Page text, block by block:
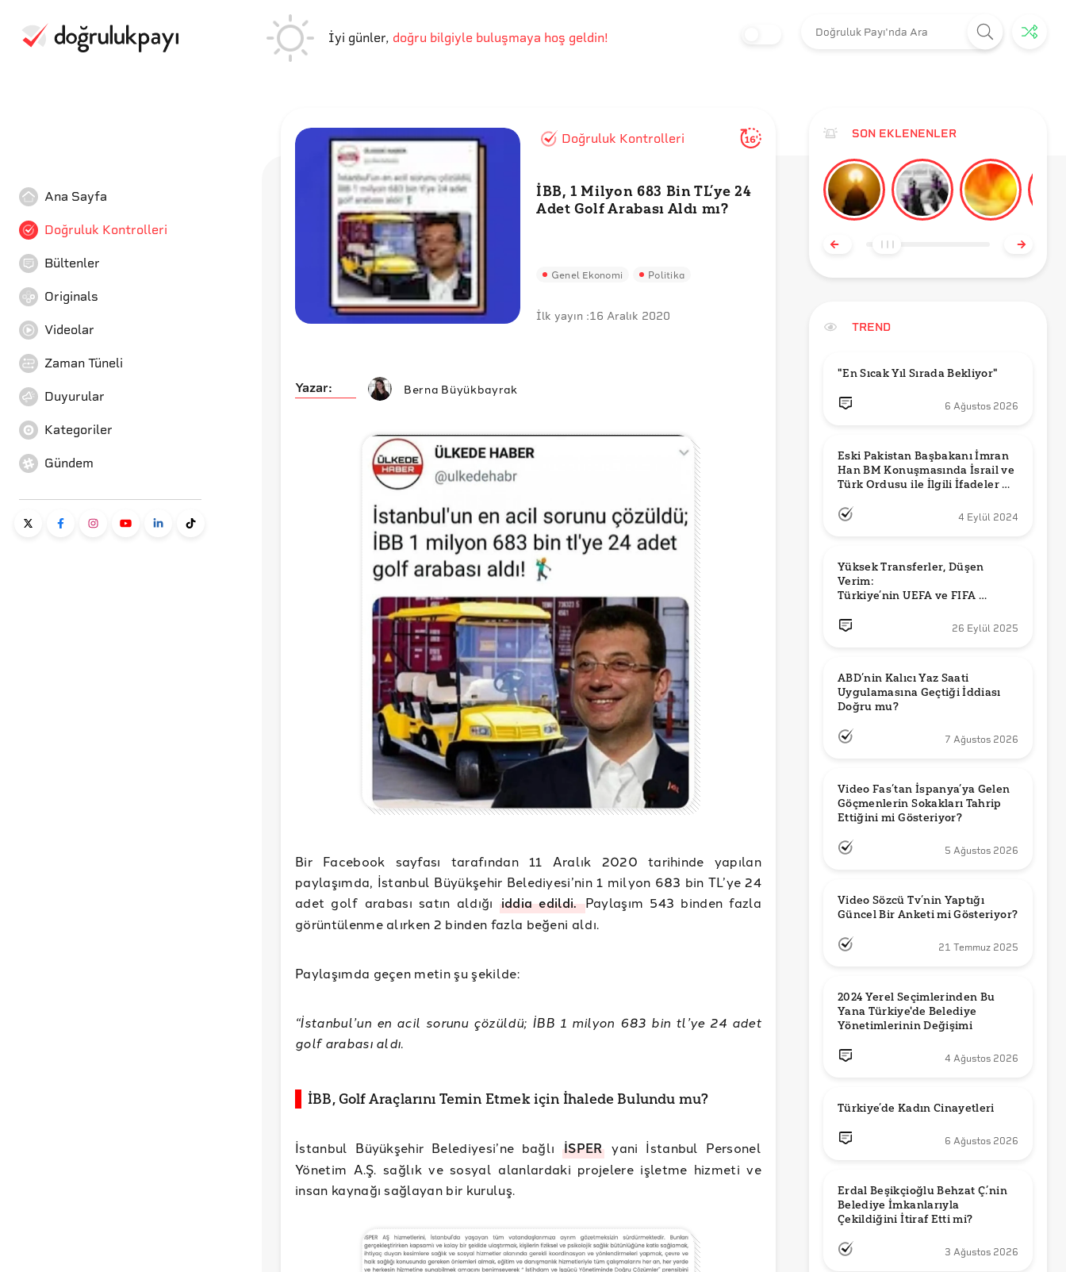
İyi günler, doğru bilgiyle buluşmaya hoş geldin!
Ana Sayfa
Doğruluk Kontrolleri
Bültenler
Originals
Videolar
Zaman Tüneli
Duyurular
Kategoriler
Gündem
Doğruluk Kontrolleri 16'
İBB, 1 Milyon 683 Bin TL’ye 24
Adet Golf Arabası Aldı mı?
Genel Ekonomi Politika
İlk yayın :16 Aralık 2020
Yazar: Berna Büyükbayrak
Bir Facebook sayfası tarafından 11 Aralık 2020 tarihinde yapılan
paylaşımda, İstanbul Büyükşehir Belediyesi’nin 1 milyon 683 bin TL’ye 24
adet golf arabası satın aldığı iddia edildi.Paylaşım 543 binden fazla
görüntülenme alırken 2 binden fazla beğeni aldı.
Paylaşımda geçen metin şu şekilde:
“İstanbul’un en acil sorunu çözüldü; İBB 1 milyon 683 bin tl’ye 24 adet
golf arabası aldı.
İBB, Golf Araçlarını Temin Etmek için İhalede Bulundu mu?
İstanbul Büyükşehir Belediyesi’ne bağlıİSPERyani İstanbul Personel
Yönetim A.Ş. sağlık ve sosyal alanlardaki projelere işletme hizmeti ve
insan kaynağı sağlayan bir kuruluş.
SON EKLENENLER
TREND
"En Sıcak Yıl Sırada Bekliyor"
6 Ağustos 2026
Eski Pakistan Başbakanı İmran
Han BM Konuşmasında İsrail ve
Türk Ordusu ile İlgili İfadeler mi
4 Eylül 2024
Yüksek Transferler, Düşen
Verim:
Türkiye’nin UEFA ve FIFA
26 Eylül 2025
ABD’nin Kalıcı Yaz Saati
Uygulamasına Geçtiği İddiası
Doğru mu?
7 Ağustos 2026
Video Fas’tan İspanya’ya Gelen
Göçmenlerin Sokakları Tahrip
Ettiğini mi Gösteriyor?
5 Ağustos 2026
Video Sözcü Tv’nin Yaptığı
Güncel Bir Anketi mi Gösteriyor?
21 Temmuz 2025
2024 Yerel Seçimlerinden Bu
Yana Türkiye'de Belediye
Yönetimlerinin Değişimi
4 Ağustos 2026
Türkiye’de Kadın Cinayetleri
6 Ağustos 2026
Erdal Beşikçioğlu Behzat Ç.’nin
Belediye İmkanlarıyla
3 Ağustos 2026